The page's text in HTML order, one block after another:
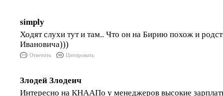
simply
Ходят слухи тут и там.. Что он на Бирию похож и
Ивановича)))
Ответить Цитировать
Злодей Злодеич
Интересно на КНААПо у менеджеров высокие